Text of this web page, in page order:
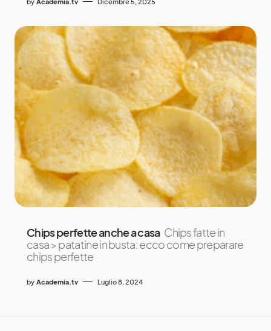
Chips perfette anche a casa Chips fatte in
casa > patatine in busta: ecco come preparare
chips perfette
by Academia.tv Luglio 8, 2024